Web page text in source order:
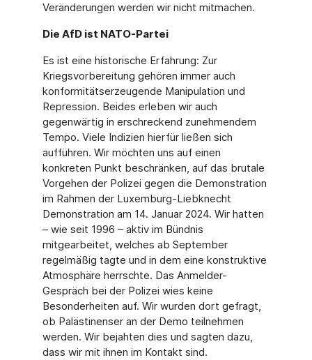
Veränderungen werden wir nicht mitmachen.
Die AfD ist NATO-Partei
Es ist eine historische Erfahrung: Zur
Kriegsvorbereitung gehören immer auch
konformitätserzeugende Manipulation und
Repression. Beides erleben wir auch
gegenwärtig in erschreckend zunehmendem
Tempo. Viele Indizien hierfür ließen sich
aufführen. Wir möchten uns auf einen
konkreten Punkt beschränken, auf das brutale
Vorgehen der Polizei gegen die Demonstration
im Rahmen der Luxemburg-Liebknecht
Demonstration am 14. Januar 2024. Wir hatten
– wie seit 1996 – aktiv im Bündnis
mitgearbeitet, welches ab September
regelmäßig tagte und in dem eine konstruktive
Atmosphäre herrschte. Das Anmelder-
Gespräch bei der Polizei wies keine
Besonderheiten auf. Wir wurden dort gefragt,
ob Palästinenser an der Demo teilnehmen
werden. Wir bejahten dies und sagten dazu,
dass wir mit ihnen im Kontakt sind.